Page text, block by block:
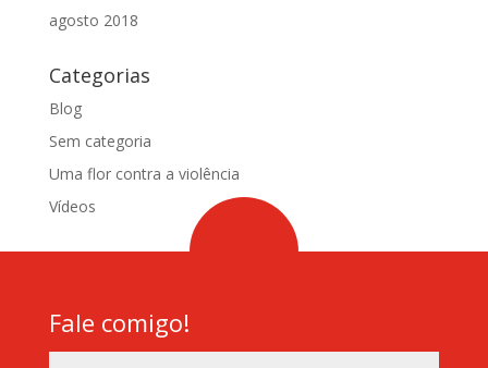
agosto 2018
Categorias
Blog
Sem categoria
Uma flor contra a violência
Vídeos
Fale comigo!